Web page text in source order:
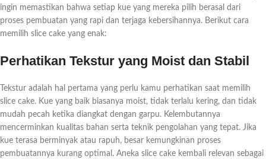
ingin memastikan bahwa setiap kue yang mereka pilih berasal dari
proses pembuatan yang rapi dan terjaga kebersihannya. Berikut cara
memilih slice cake yang enak:
Perhatikan Tekstur yang Moist dan Stabil
Tekstur adalah hal pertama yang perlu kamu perhatikan saat memilih
slice cake. Kue yang baik biasanya moist, tidak terlalu kering, dan tidak
mudah pecah ketika diangkat dengan garpu. Kelembutannya
mencerminkan kualitas bahan serta teknik pengolahan yang tepat. Jika
kue terasa berminyak atau rapuh, besar kemungkinan proses
pembuatannya kurang optimal. Aneka slice cake kembali relevan sebagai